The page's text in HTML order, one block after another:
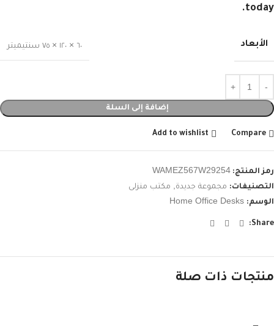
today.
الأبعاد ٦٠ × ١٢٠ × ٧٥ سنتيميتر
إضافة إلى السلة
Compare
Add to wishlist
رمز المنتج: WAMEZ567W29254
التصنيفات: مجموعة جديدة, مكتب منزلى
الوسم: Home Office Desks
Share:
منتجات ذات صلة